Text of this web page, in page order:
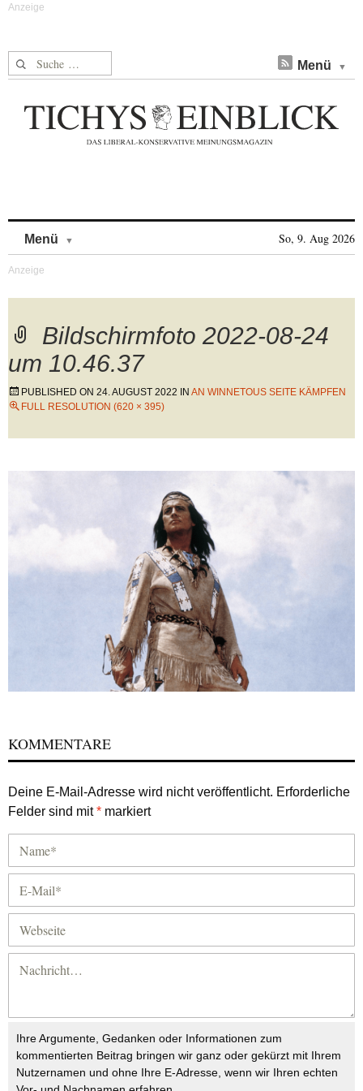
Suche nach: Menü
Menü So, 9. Aug 2026
Bildschirmfoto 2022-08-24
um 10.46.37
PUBLISHED ON 24. AUGUST 2022 IN AN WINNETOUS SEITE KÄMPFEN
FULL RESOLUTION (620 × 395)
KOMMENTARE
Deine E-Mail-Adresse wird nicht veröffentlicht. Erforderliche
Felder sind mit* markiert
Ihre Argumente, Gedanken oder Informationen zum
kommentierten Beitrag bringen wir ganz oder gekürzt mit Ihrem
Nutzernamen und ohne Ihre E-Adresse, wenn wir Ihren echten